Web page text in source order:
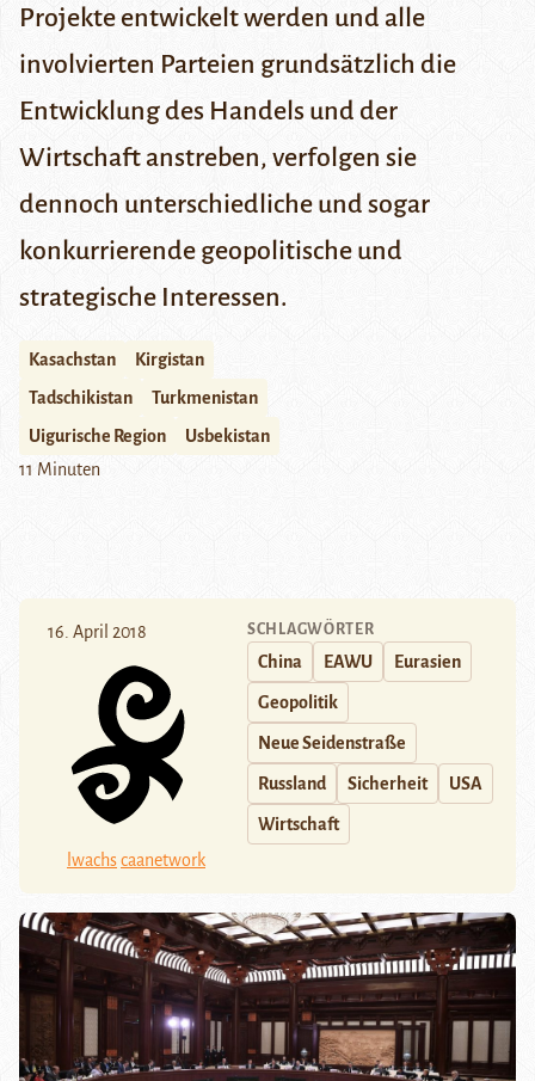
Projekte entwickelt werden und alle
involvierten Parteien grundsätzlich die
Entwicklung des Handels und der
Wirtschaft anstreben, verfolgen sie
dennoch unterschiedliche und sogar
konkurrierende geopolitische und
strategische Interessen.
Kasachstan
Kirgistan
Tadschikistan
Turkmenistan
Uigurische Region
Usbekistan
11 Minuten
16. April 2018
lwachscaanetwork
SCHLAGWÖRTER
China EAWU Eurasien
Geopolitik
Neue Seidenstraße
Russland Sicherheit USA
Wirtschaft